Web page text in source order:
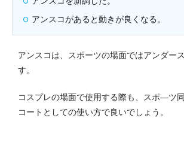
アンスコがあると動きが良くなる。
アンスコは、スポーツの場面ではアンダー
す。
コスプレの場面で使用する際も、スポ―ツ
コートとしての使い方で良いでしょう。